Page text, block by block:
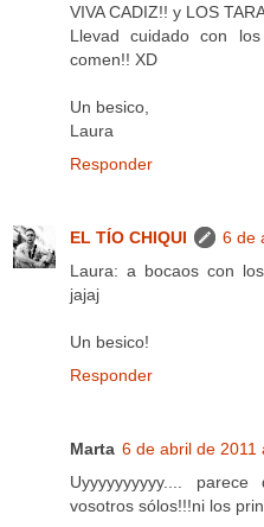
VIVA CADIZ!! y LOS
Llevad cuidado con
comen!! XD
Un besico,
Laura
Responder
EL TÍO CHIQUI
6 de
Laura: a bocaos con
jajaj
Un besico!
Responder
Marta 6 de abril de 2011
Uyyyyyyyyyy....
vosotros sólos!!!ni los